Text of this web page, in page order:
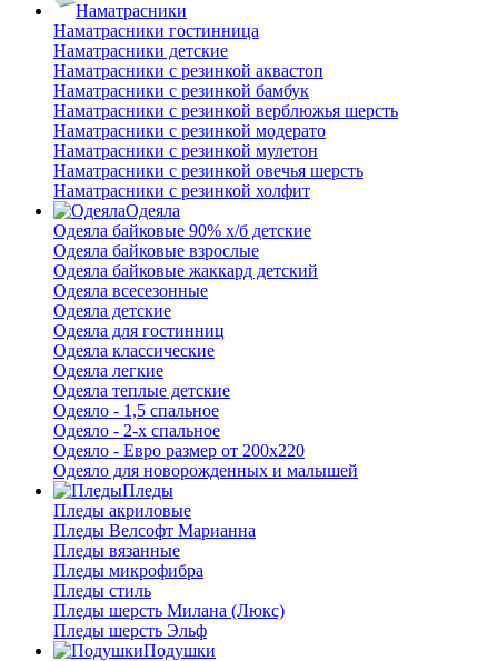
Наматрасники
Наматрасники гостинница
Наматрасники детские
Наматрасники с резинкой аквастоп
Наматрасники с резинкой бамбук
Наматрасники с резинкой верблюжья шерсть
Наматрасники с резинкой модерато
Наматрасники с резинкой мулетон
Наматрасники с резинкой овечья шерсть
Наматрасники с резинкой холфит
Одеяла
Одеяла байковые 90% х/б детские
Одеяла байковые взрослые
Одеяла байковые жаккард детский
Одеяла всесезонные
Одеяла детские
Одеяла для гостинниц
Одеяла классические
Одеяла легкие
Одеяла теплые детские
Одеяло - 1,5 спальное
Одеяло - 2-х спальное
Одеяло - Евро размер от 200х220
Одеяло для новорожденных и малышей
Пледы
Пледы акриловые
Пледы Велсофт Марианна
Пледы вязанные
Пледы микрофибра
Пледы стиль
Пледы шерсть Милана (Люкс)
Пледы шерсть Эльф
Подушки